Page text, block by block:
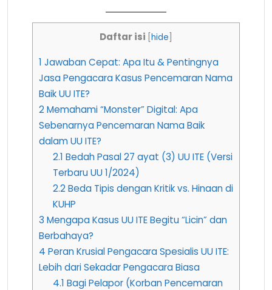
Daftar isi hide
1 Jawaban Cepat: Apa Itu & Pentingnya
Jasa Pengacara Kasus Pencemaran Nama
Baik UU ITE?
2Memahami “Monster” Digital: Apa
Sebenarnya Pencemaran Nama Baik
dalam UU ITE?
2.1 Bedah Pasal 27 ayat (3) UU ITE (Versi
Terbaru UU 1/2024)
2.2Beda Tipis dengan Kritik vs. Hinaan di
KUHP
3 Mengapa Kasus UU ITE Begitu “Licin” dan
Berbahaya?
4 Peran Krusial Pengacara Spesialis UU ITE:
Lebih dari Sekadar Pengacara Biasa
4.1 Bagi Pelapor (Korban Pencemaran